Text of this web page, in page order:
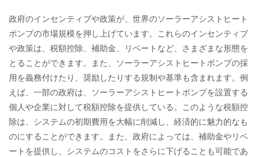
政府のインセンティブや政策が、世界のソーラーアシストヒート
ポンプの市場規模を押し上げています。これらのインセンティブ
や政策は、税額控除、補助金、リベートなど、さまざまな形態を
とることができます。また、ソーラーアシストヒートポンプの採
用を義務付けたり、奨励したりする規制や基準も含まれます。例
えば、一部の政府は、ソーラーアシストヒートポンプを設置する
個人や企業に対して税額控除を提供している。このような税額控
除は、システムの初期費用を大幅に削減し、経済的に魅力的なも
のにすることができます。また、政府によっては、補助金やリベ
ートを提供し、システムのコストをさらに下げることも可能であ